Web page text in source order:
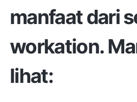
manfaat dari
workation.
lihat: